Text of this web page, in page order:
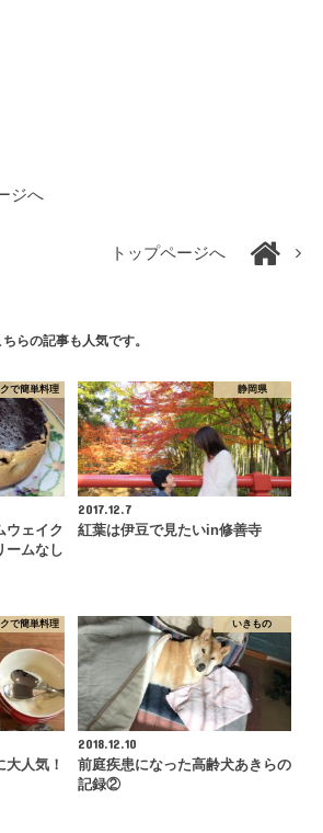
ジへ
トップページへ
ちらの記事も人気です。
で簡単料理
ウェイク
ームなし
静岡県
2017.12.7
紅葉は伊豆で見たいin修善寺
で簡単料理
人気！
いきもの
2018.12.10
前庭疾患になった高齢犬あきらの
記録②